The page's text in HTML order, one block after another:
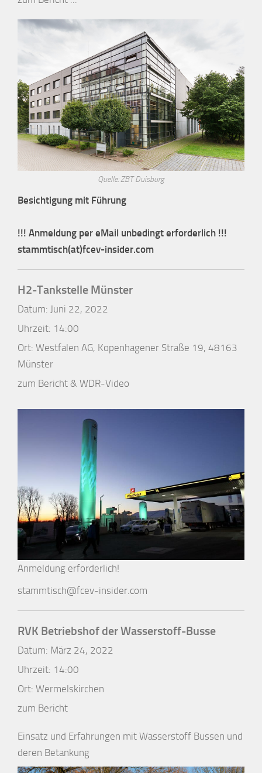
Quelle: ZBT Duisburg
Besichtigung mit Führung
!!! Anmeldung per eMail unbedingt erforderlich !!!
stammtisch(at)fcev-insider.com
H2-Tankstelle Münster
Datum: Juni 22, 2022
Uhrzeit: 14:00
Ort: Westfalen AG, Kopenhagener Straße 19, 48163
Münster
zum Bericht & WDR-Video
Anmeldung erforderlich!
stammtisch@fcev-insider.com
RVK Betriebshof der Wasserstoff-Busse
Datum: März 24, 2022
Uhrzeit: 14:00
Ort: Wermelskirchen
zum Bericht
Einsatz und Erfahrungen mit Wasserstoff Bussen und
deren Betankung